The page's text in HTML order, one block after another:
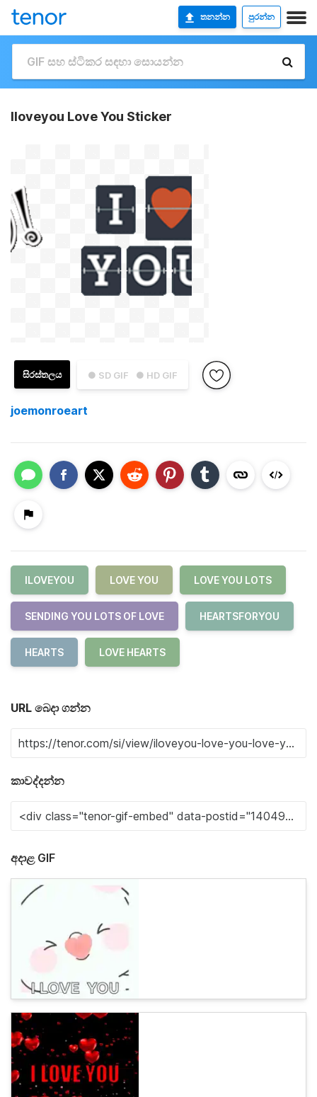
තනන්න පුරන්න
Iloveyou Love You Sticker
● SD GIF ● HD GIF
සිරස්තලය
joemonroeart
ILOVEYOU LOVE YOU LOVE YOU LOTS
SENDING YOU LOTS OF LOVE HEARTSFORYOU
HEARTS LOVE HEARTS
URL බෙදා ගන්න
කාවද්දන්න
අදාළ GIF